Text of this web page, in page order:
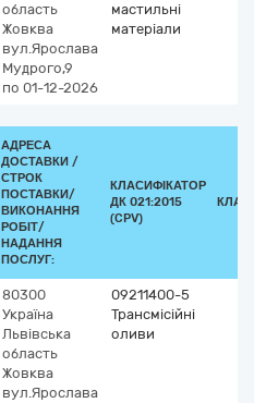
область
Жовква
вул.Ярослава
Мудрого,9
по 01-12-2026
мастильні
матеріали
АДРЕСА
ДОСТАВКИ /
СТРОК
ПОСТАВКИ/
ВИКОНАННЯ
РОБІТ/
НАДАННЯ
ПОСЛУГ:
КЛАСИФІКАТОР
ДК 021:2015
(CPV)
80300
Україна
Львівська
область
Жовква
вул.Ярослава
09211400-5
Трансмісійні
оливи